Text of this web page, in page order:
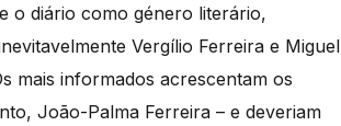
o diário como género literário,
Vergílio Ferreira e Miguel
mais informados acrescentam os
João-Palma Ferreira – e deveriam